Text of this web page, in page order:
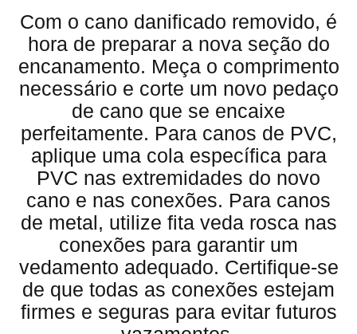
Com o cano danificado removido, é
hora de preparar a nova seção do
encanamento. Meça o comprimento
necessário e corte um novo pedaço
de cano que se encaixe
perfeitamente. Para canos de PVC,
aplique uma cola específica para
PVC nas extremidades do novo
cano e nas conexões. Para canos
de metal, utilize fita veda rosca nas
conexões para garantir um
vedamento adequado. Certifique-se
de que todas as conexões estejam
firmes e seguras para evitar futuros